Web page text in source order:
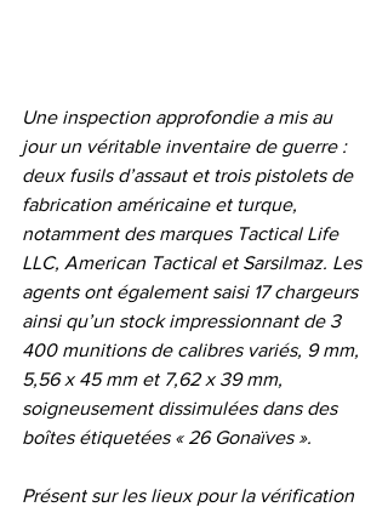
Une inspection approfondie a mis au
jour un véritable inventaire de guerre :
deux fusils d’assaut et trois pistolets de
fabrication américaine et turque,
notamment des marques Tactical Life
LLC, American Tactical et Sarsilmaz. Les
agents ont également saisi 17 chargeurs
ainsi qu’un stock impressionnant de 3
400 munitions de calibres variés, 9 mm,
5,56 x 45 mm et 7,62 x 39 mm,
soigneusement dissimulées dans des
boîtes étiquetées « 26 Gonaïves ».
Présent sur les lieux pour la vérification